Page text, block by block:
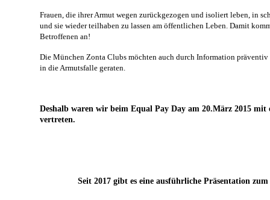
Frauen, die ihrer Armut wegen zurückgezogen und isoliert leben, in
und sie wieder teilhaben zu lassen am öffentlichen Leben. Damit
Betroffenen an!
Die München Zonta Clubs möchten auch durch Information
in die Armutsfalle geraten.
Deshalb waren wir beim Equal Pay Day am 20.März 2015
vertreten.
Seit 2017 gibt es eine ausführliche Präsentation